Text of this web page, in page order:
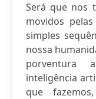
Será que nos
movidos
simples
nossa
porventura
inteligência
que